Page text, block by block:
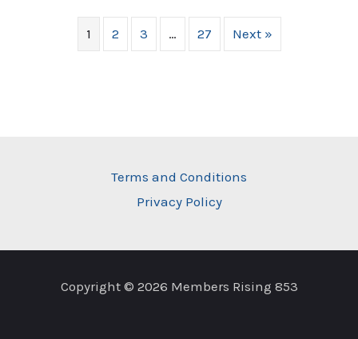
1 2 3 … 27 Next »
Terms and Conditions
Privacy Policy
Copyright © 2026 Members Rising 853